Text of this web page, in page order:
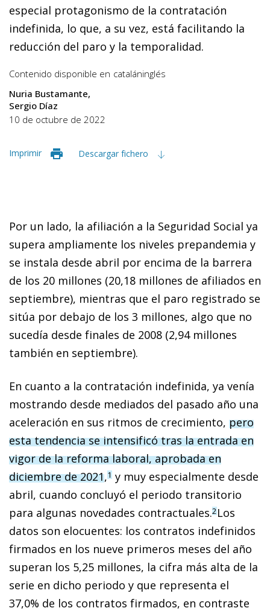
especial protagonismo de la contratación
indefinida, lo que, a su vez, está facilitando la
reducción del paro y la temporalidad.
Contenido disponible en cataláninglés
Nuria Bustamante
Sergio Díaz
10 de octubre de 2022
Imprimir Descargar fichero
Por un lado, la afiliación a la Seguridad Social ya
supera ampliamente los niveles prepandemia y
se instala desde abril por encima de la barrera
de los 20 millones (20,18 millones de afiliados en
septiembre), mientras que el paro registrado se
sitúa por debajo de los 3 millones, algo que no
sucedía desde finales de 2008 (2,94 millones
también en septiembre).
En cuanto a la contratación indefinida, ya venía
mostrando desde mediados del pasado año una
aceleración en sus ritmos de crecimiento, pero
esta tendencia se intensificó tras la entrada en
vigor de la reforma laboral, aprobada en
diciembre de 2021,1 y muy especialmente desde
abril, cuando concluyó el periodo transitorio
para algunas novedades contractuales.2Los
datos son elocuentes: los contratos indefinidos
firmados en los nueve primeros meses del año
superan los 5,25 millones, la cifra más alta de la
serie en dicho periodo y que representa el
37,0% de los contratos firmados, en contraste